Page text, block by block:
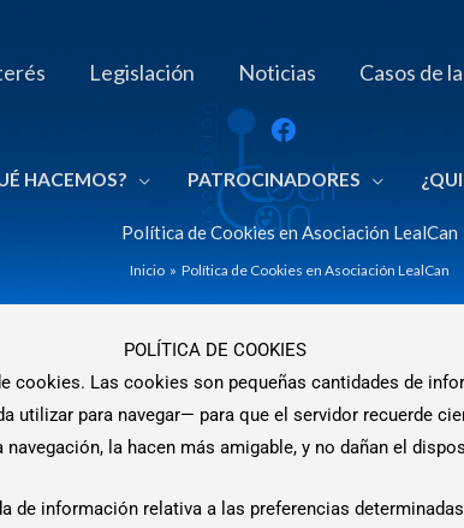
Legislación Noticias Casos de
HACEMOS? PATROCINADORES
Política de Cookies en Asociación LealCan
Inicio Política de Cookies en Asociación LealCan
POLÍTICA DE COOKIES
cookies. Las cookies son pequeñas cantidades de
para navegar— para que el servidor recuerde
la hacen más amigable, y no dañan el
información relativa a las preferencias